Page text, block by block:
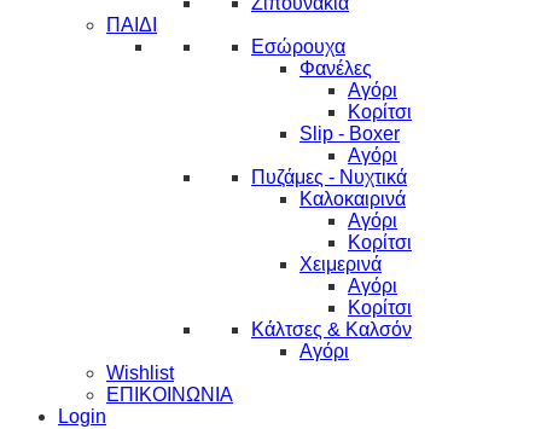
ΠΑΙΔΙ
Εσώρουχα
Φανέλες
Αγόρι
Κορίτσι
Slip - Boxer
Αγόρι
Πυζάμες - Νυχτικά
Καλοκαιρινά
Αγόρι
Κορίτσι
Χειμερινά
Αγόρι
Κορίτσι
Κάλτσες & Καλσόν
Αγόρι
Wishlist
ΕΠΙΚΟΙΝΩΝΙΑ
Login